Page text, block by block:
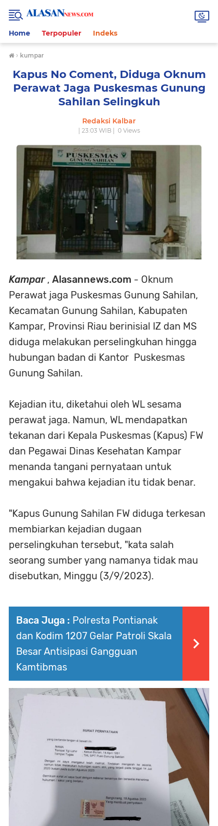
Home Terpopuler Indeks
› kumpar
Kapus No Coment, Diduga Oknum
Perawat Jaga Puskesmas Gunung
Sahilan Selingkuh
Redaksi Kalbar
| 23:03 WIB | 0Views
Kampar, Alasannews.com - Oknum
Perawat jaga Puskesmas Gunung Sahilan,
Kecamatan Gunung Sahilan, Kabupaten
Kampar, Provinsi Riau berinisial IZ dan MS
diduga melakukan perselingkuhan hingga
hubungan badan di Kantor Puskesmas
Gunung Sahilan.
Kejadian itu, diketahui oleh WL sesama
perawat jaga. Namun, WL mendapatkan
tekanan dari Kepala Puskesmas (Kapus) FW
dan Pegawai Dinas Kesehatan Kampar
menanda tangani pernyataan untuk
mengakui bahwa kejadian itu tidak benar.
"Kapus Gunung Sahilan FW diduga terkesan
membiarkan kejadian dugaan
perselingkuhan tersebut, "kata salah
seorang sumber yang namanya tidak mau
disebutkan, Minggu (3/9/2023).
Baca Juga : Polresta Pontianak
dan Kodim 1207 Gelar Patroli Skala
Besar Antisipasi Gangguan
Kamtibmas